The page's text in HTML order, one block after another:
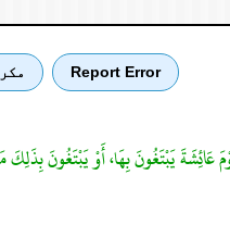
Report Error
عَائِشَةَ يَبْتَغُونَ بِهَا، أَوْ يَبْتَغُونَ